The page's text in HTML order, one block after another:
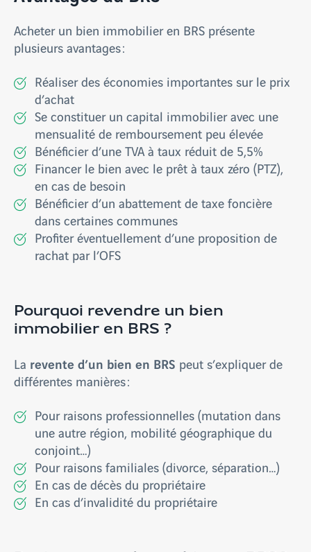
Acheter un bien immobilier en BRS présente
plusieurs avantages :
Réaliser des économies importantes sur le prix
d’achat
Se constituer un capital immobilier avec une
mensualité de remboursement peu élevée
Bénéficier d’une TVA à taux réduit de 5,5%
Financer le bien avec le prêt à taux zéro (PTZ),
en cas de besoin
Bénéficier d’un abattement de taxe foncière
dans certaines communes
Profiter éventuellement d’une proposition de
rachat par l’OFS
Pourquoi revendre un bien
immobilier en BRS ?
La revente d’un bien en BRS peut s’expliquer de
différentes manières :
Pour raisons professionnelles (mutation dans
une autre région, mobilité géographique du
conjoint…)
Pour raisons familiales (divorce, séparation…)
En cas de décès du propriétaire
En cas d’invalidité du propriétaire